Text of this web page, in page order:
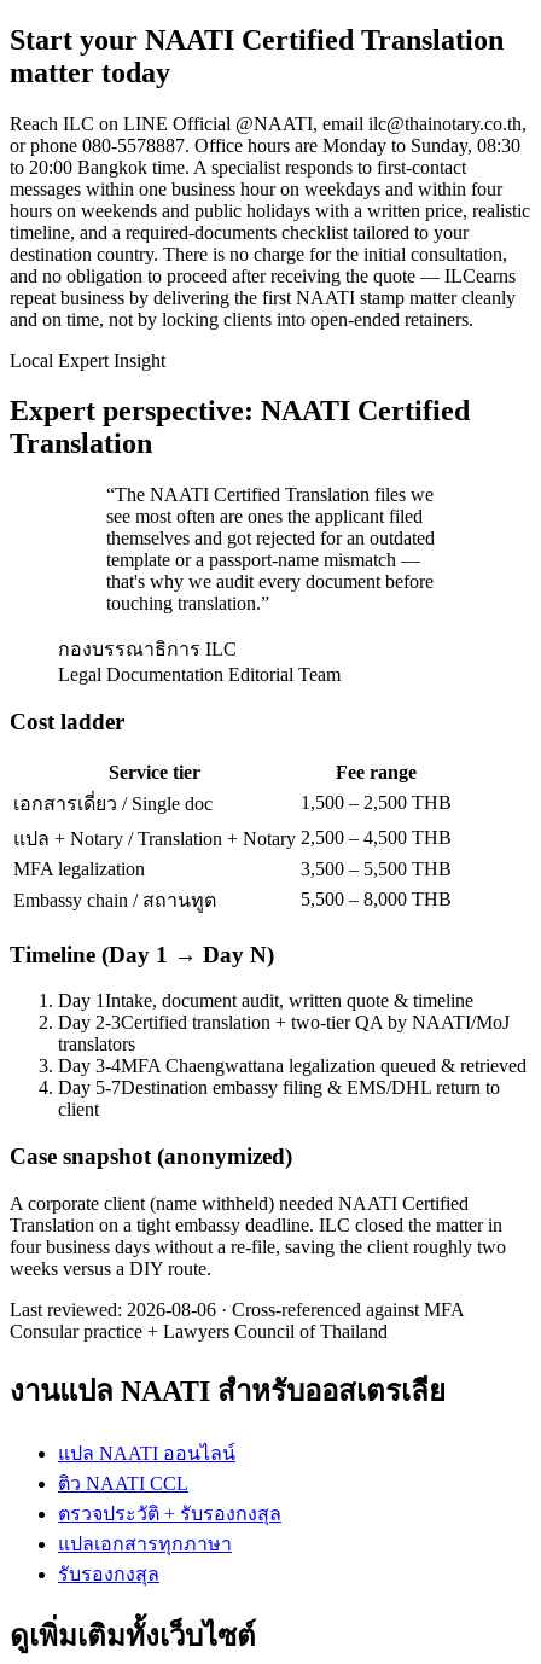
Start your NAATI Certified Translation
matter today
Reach ILC on LINE Official @NAATI, email ilc@thainotary.co.th,
or phone 080-5578887. Office hours are Monday to Sunday, 08:30
to 20:00 Bangkok time. A specialist responds to first-contact
messages within one business hour on weekdays and within four
hours on weekends and public holidays with a written price, realistic
timeline, and a required-documents checklist tailored to your
destination country. There is no charge for the initial consultation,
and no obligation to proceed after receiving the quote — ILCearns
repeat business by delivering the first NAATI stamp matter cleanly
and on time, not by locking clients into open-ended retainers.
Local Expert Insight
Expert perspective: NAATI Certified
Translation
“The NAATI Certified Translation files we
see most often are ones the applicant filed
themselves and got rejected for an outdated
template or a passport-name mismatch —
that's why we audit every document before
touching translation.”
กองบรรณาธิการ ILC
Legal Documentation Editorial Team
Cost ladder
Service tier
Fee range
เอกสารเดี่ยว / Single doc
1,500 – 2,500 THB
แปล + Notary / Translation + Notary 2,500 – 4,500 THB
MFA legalization
3,500 – 5,500 THB
Embassy chain / สถานทูต
5,500 – 8,000 THB
Timeline (Day 1 → Day N)
Day 1Intake, document audit, written quote & timeline
Day 2-3Certified translation + two-tier QA by NAATI/MoJ
translators
Day 3-4MFA Chaengwattana legalization queued & retrieved
Day 5-7Destination embassy filing & EMS/DHL return to
client
Case snapshot (anonymized)
A corporate client (name withheld) needed NAATI Certified
Translation on a tight embassy deadline. ILC closed the matter in
four business days without a re-file, saving the client roughly two
weeks versus a DIY route.
Last reviewed: 2026-08-06 · Cross-referenced against MFA
Consular practice + Lawyers Council of Thailand
งานแปล NAATI สำหรับออสเตรเลีย
แปล NAATI ออนไลน์
ติว NAATI CCL
ตรวจประวัติ + รับรองกงสุล
แปลเอกสารทุกภาษา
รับรองกงสุล
ดูเพิ่มเติมทั้งเว็บไซต์